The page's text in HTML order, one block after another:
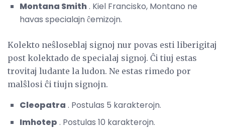
Montana Smith. Kiel Francisko, Montano ne
havas specialajn ĉemizojn.
Kolekto neŝloseblaj signoj nur povas esti liberigitaj
post kolektado de specialaj signoj. Ĉi tiuj estas
trovitaj ludante la ludon. Ne estas rimedo por
malŝlosi ĉi tiujn signojn.
Cleopatra . Postulas 5 karakterojn.
Imhotep . Postulas 10 karakterojn.